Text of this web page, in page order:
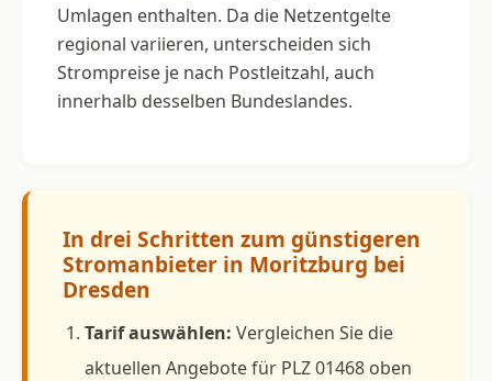
Umlagen enthalten. Da die Netzentgelte
regional variieren, unterscheiden sich
Strompreise je nach Postleitzahl, auch
innerhalb desselben Bundeslandes.
In drei Schritten zum günstigeren
Stromanbieter in Moritzburg bei
Dresden
Tarif auswählen: Vergleichen Sie die
aktuellen Angebote für PLZ 01468 oben